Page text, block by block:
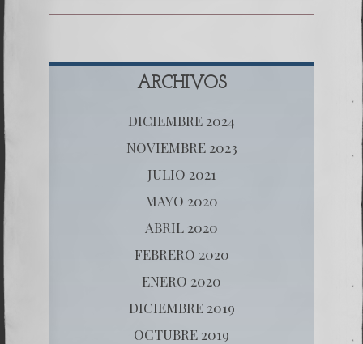
ARCHIVOS
DICIEMBRE 2024
NOVIEMBRE 2023
JULIO 2021
MAYO 2020
ABRIL 2020
FEBRERO 2020
ENERO 2020
DICIEMBRE 2019
OCTUBRE 2019